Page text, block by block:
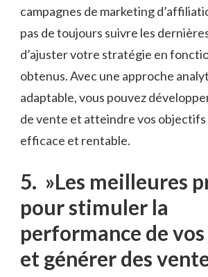
campagnes de marketing
⁤pas de toujours suivre les
d’ajuster⁢ votre⁣ stratégie en‍
obtenus. Avec une approche
‌adaptable, vous pouvez
de vente et atteindre vos objectifs
efficace et rentable.
5. ​ »Les meilleures
pour ⁤stimuler la
performance de
et générer des